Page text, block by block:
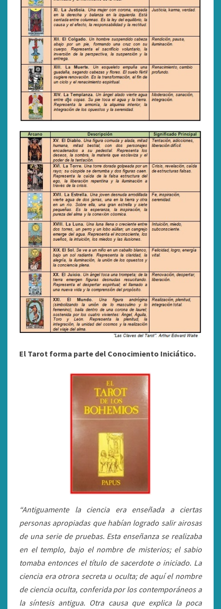
El Tarot forma parte del Conocimiento Iniciático.
“Antiguamente la ciencia era enseñada a ciertas
personas apropiadas que habían logrado salir airosas
de una serie de pruebas. Esta enseñanza se realizaba
en el templo, bajo el nombre de misterios; el sabio
tomaba entonces el título de sacerdote o iniciado. La
ciencia era otrora secreta u oculta; de aquí el nombre
de ciencia oculta, conferida por los contemporáneos a
la síntesis antigua. Otra causa que explica la poca